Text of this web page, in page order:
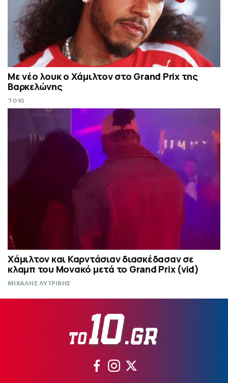
Με νέο λουκ ο Χάμιλτον στο Grand Prix της
Βαρκελώνης
TO10
Χάμιλτον και Καρντάσιαν διασκέδασαν σε
κλαμπ του Μονακό μετά το Grand Prix (vid)
ΜΙΧΑΛΗΣ ΛΥΤΡΙΒΗΣ